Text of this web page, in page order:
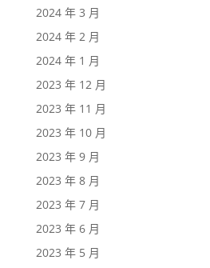
2024 年 3 月
2024 年 2 月
2024 年 1 月
2023 年 12 月
2023 年 11 月
2023 年 10 月
2023 年 9 月
2023 年 8 月
2023 年 7 月
2023 年 6 月
2023 年 5 月